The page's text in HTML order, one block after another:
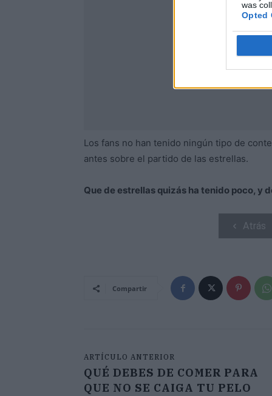
was
Opted
Los fans no han tenido ningún tipo de
antes sobre el partido de las estrellas.
Que de estrellas quizás ha tenido poco, y
Atrás
Compartir
ARTÍCULO ANTERIOR
QUÉ DEBES DE COMER PARA
QUE NO SE CAIGA TU PELO